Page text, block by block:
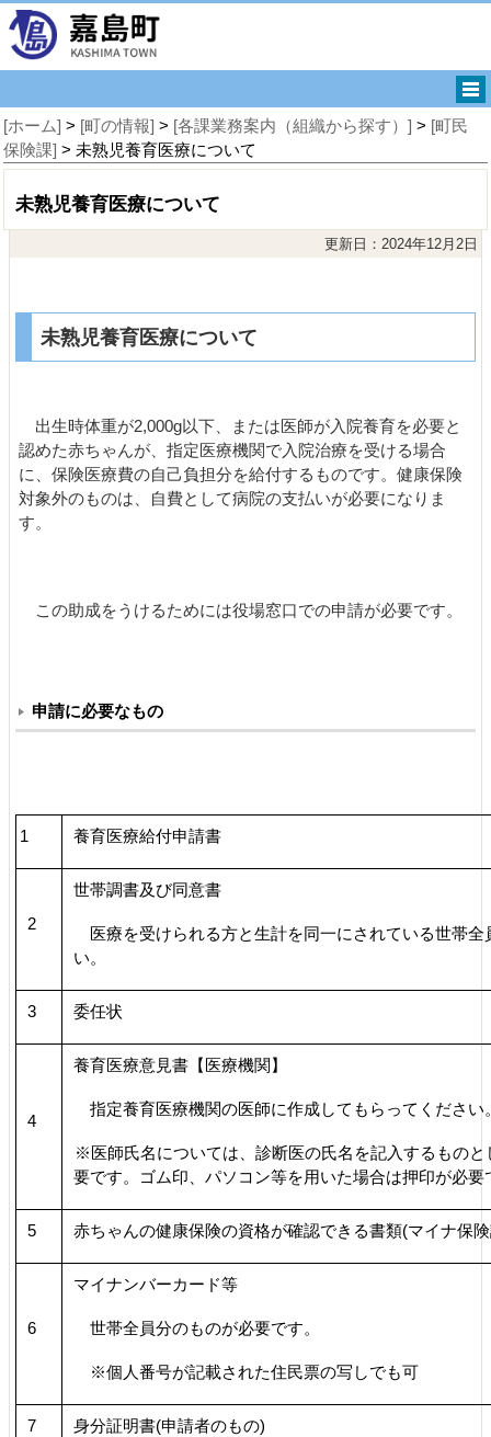
[ホーム] > [町の情報] > [各課業務案内（組織から探す）] > [町民
保険課] > 未熟児養育医療について
未熟児養育医療について
更新日：2024年12月2日
未熟児養育医療について
出生時体重が2,000g以下、または医師が入院養育を必要と
認めた赤ちゃんが、指定医療機関で入院治療を受ける場合
に、保険医療費の自己負担分を給付するものです。健康保険
対象外のものは、自費として病院の支払いが必要になりま
す。
この助成をうけるためには役場窓口での申請が必要です。
申請に必要なもの
1 養育医療給付申請書
2
世帯調書及び同意書
医療を受けられる方と生計を同一にされている世帯全
い。
3 委任状
4
養育医療意見書【医療機関】
指定養育医療機関の医師に作成してもらってください
※医師氏名については、診断医の氏名を記入するものと
要です。ゴム印、パソコン等を用いた場合は押印が必要
5 赤ちゃんの健康保険の資格が確認できる書類(マイナ保
6
マイナンバーカード等
世帯全員分のものが必要です。
※個人番号が記載された住民票の写しでも可
7 身分証明書(申請者のもの)